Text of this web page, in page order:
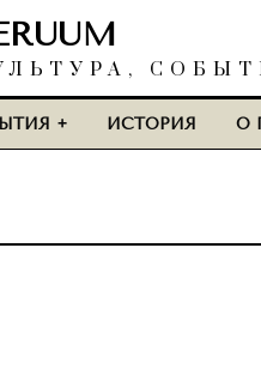
ИСТОРИЯ О